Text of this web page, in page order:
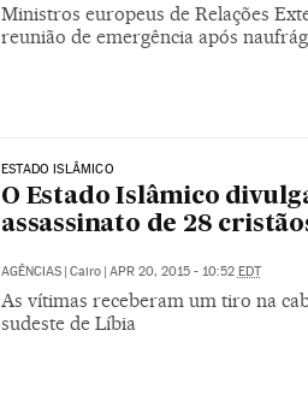
Ministros europeus de Relações
reunião de emergência após
ESTADO ISLÂMICO
O Estado Islâmico
assassinato de 28
AGÊNCIAS | Cairo | APR 20, 2015 - 10:52 EDT
As vítimas receberam um tiro na
sudeste de Líbia